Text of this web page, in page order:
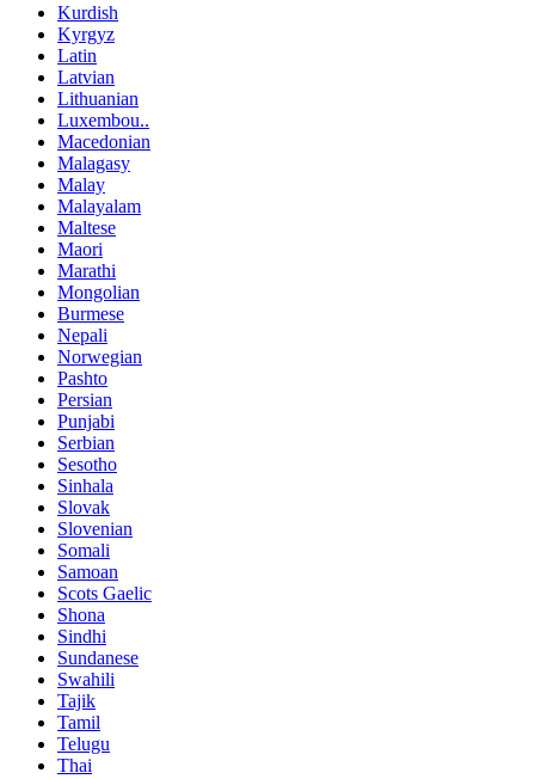
Kurdish
Kyrgyz
Latin
Latvian
Lithuanian
Luxembou..
Macedonian
Malagasy
Malay
Malayalam
Maltese
Maori
Marathi
Mongolian
Burmese
Nepali
Norwegian
Pashto
Persian
Punjabi
Serbian
Sesotho
Sinhala
Slovak
Slovenian
Somali
Samoan
Scots Gaelic
Shona
Sindhi
Sundanese
Swahili
Tajik
Tamil
Telugu
Thai